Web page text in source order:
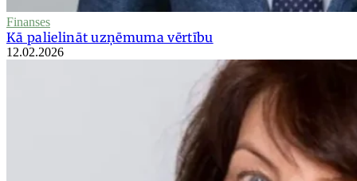
Finanses
Kā palielināt uzņēmuma vērtību
12.02.2026